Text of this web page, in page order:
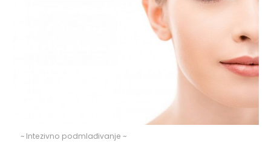
~ Intezivno podmlađivanje ~